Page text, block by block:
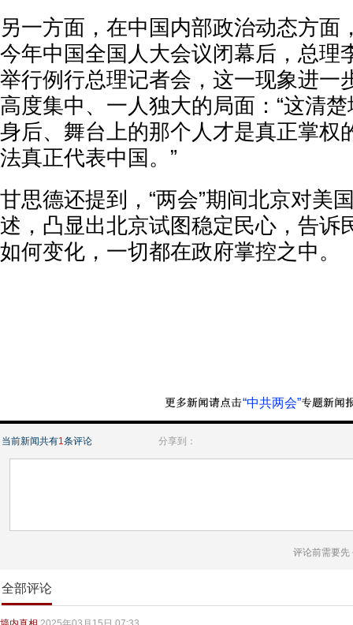
另一方面，在中国内部政治动态方面
今年中国全国人大会议闭幕后，总理
举行例行总理记者会，这一现象进一
高度集中、一人独大的局面：“这清
身后、舞台上的那个人才是真正掌权
法真正代表中国。”
甘思德还提到，“两会”期间北京对美
述，凸显出北京试图稳定民心，告诉
如何变化，一切都在政府掌控之中。
“中共两会”
当前新闻共有1条评论 分享到：
评论前需要先
全部评论